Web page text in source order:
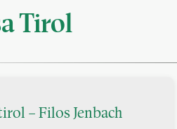
Tirol
– Filos Jenbach